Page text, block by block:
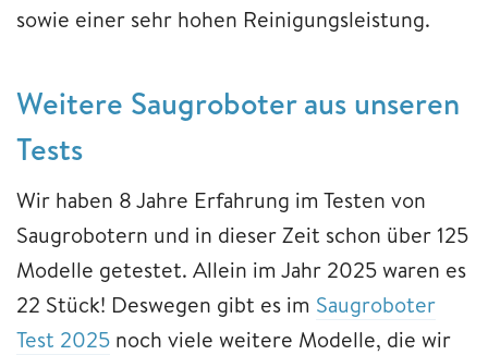
sowie einer sehr hohen Reinigungsleistung.
Weitere Saugroboter aus unseren
Tests
Wir haben 8 Jahre Erfahrung im Testen von
Saugrobotern und in dieser Zeit schon über 125
Modelle getestet. Allein im Jahr 2025 waren es
22 Stück! Deswegen gibt es im Saugroboter
Test 2025 noch viele weitere Modelle, die wir